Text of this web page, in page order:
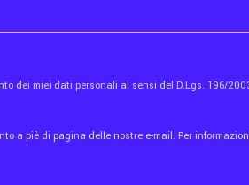
dei miei dati personali ai sensi del D.Lgs. 196/
a piè di pagina delle nostre e-mail. Per